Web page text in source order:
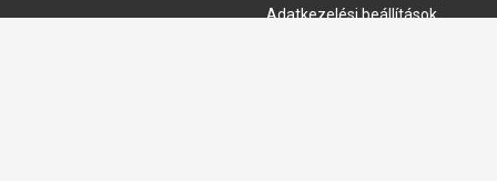
Adatkezelési beállítások